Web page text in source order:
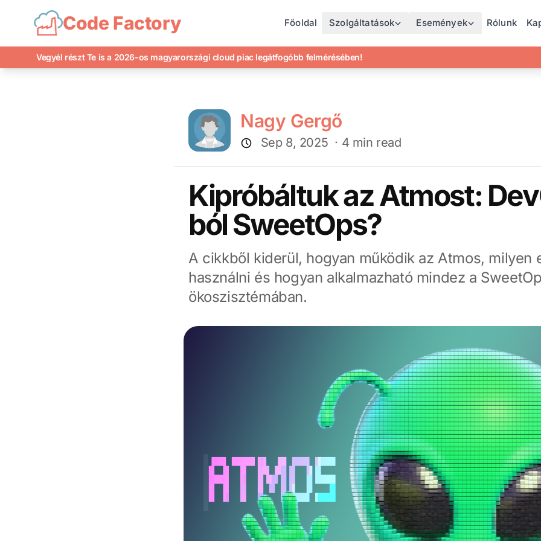
Code Factory Főoldal Szolgáltatások Események Rólunk
Vegyél részt Te is a 2026-os magyarországi cloud piac legátfogóbb felmérésében!
Nagy Gergő
Sep 8, 2025 · 4 min read
Kipróbáltuk az Atmost:
ból SweetOps?
A cikkből kiderül, hogyan működik az Atmos, milyen
használni és hogyan alkalmazható mindez a
ökoszisztémában.